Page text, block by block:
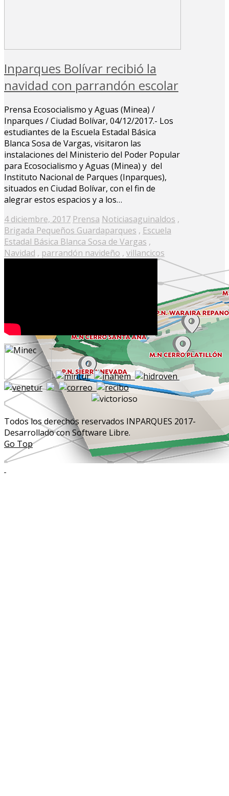
Inparques Bolívar recibió la
navidad con parrandón escolar
Prensa Ecosocialismo y Aguas (Minea) /
Inparques / Ciudad Bolívar, 04/12/2017.- Los
estudiantes de la Escuela Estadal Básica
Blanca Sosa de Vargas, visitaron las
instalaciones del Ministerio del Poder Popular
para Ecosocialismo y Aguas (Minea) y del
Instituto Nacional de Parques (Inparques),
situados en Ciudad Bolívar, con el fin de
alegrar estos espacios y a los…
Posted
on
4 diciembre, 2017 Prensa Noticiasaguinaldos ,
Brigada Pequeños Guardaparques , Escuela
Estadal Básica Blanca Sosa de Vargas ,
Navidad , parrandón navideño , villancicos
Todos los derechos reservados INPARQUES 2017-
Desarrollado con Software Libre.
Go Top